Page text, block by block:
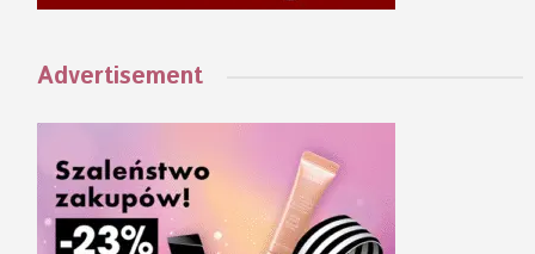
Advertisement